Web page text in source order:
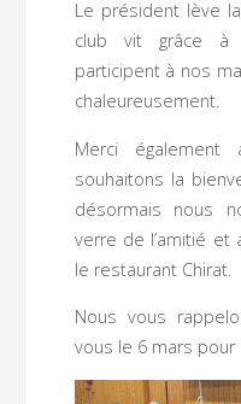
Le président lève
club vit grâce à
participent à nos
chaleureusement.
Merci également
souhaitons la
désormais nous
verre de l’amitié et
le restaurant Chirat.
Nous vous
vous le 6 mars